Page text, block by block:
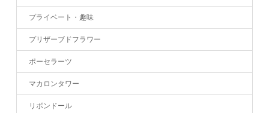
プライベート・趣味
プリザーブドフラワー
ポーセラーツ
マカロンタワー
リボンドール